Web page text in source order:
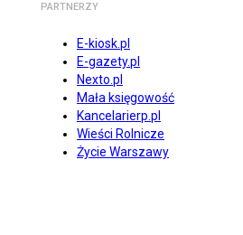
PARTNERZY
E-kiosk.pl
E-gazety.pl
Nexto.pl
Mała księgowość
Kancelarierp.pl
Wieści Rolnicze
Życie Warszawy